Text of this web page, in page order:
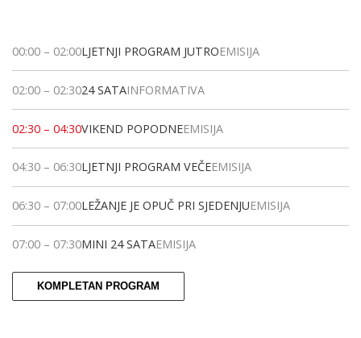
00:00 – 02:00LJETNJI PROGRAM JUTROEMISIJA
02:00 – 02:3024 SATAINFORMATIVA
02:30 – 04:30VIKEND POPODNEEMISIJA
04:30 – 06:30LJETNJI PROGRAM VEČEEMISIJA
06:30 – 07:00LEŽANJE JE OPUČ PRI SJEDENJUEMISIJA
07:00 – 07:30MINI 24 SATAEMISIJA
KOMPLETAN PROGRAM